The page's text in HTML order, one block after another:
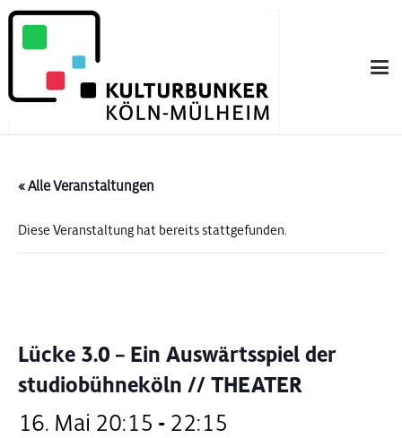
« Alle Veranstaltungen
Diese Veranstaltung hat bereits stattgefunden.
Lücke 3.0 – Ein Auswärtsspiel der
studiobühneköln // THEATER
16. Mai 20:15 - 22:15